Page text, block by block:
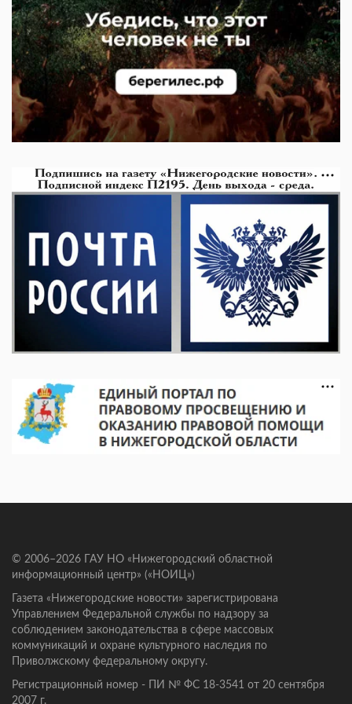
© 2006–2026 ГАУ НО «Нижегородский областной
информационный центр» («НОИЦ»)
Газета «Нижегородские новости» зарегистрирована
Управлением Федеральной службы по надзору за
соблюдением законодательства в сфере массовых
коммуникаций и охране культурного наследия по
Приволжскому федеральному округу.
Регистрационный номер - ПИ № ФС 18-3541 от 20 сентября
2007 г.